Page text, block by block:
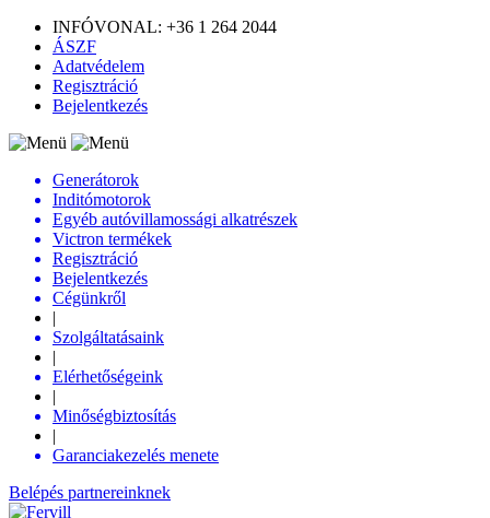
INFÓVONAL: +36 1 264 2044
ÁSZF
Adatvédelem
Regisztráció
Bejelentkezés
Generátorok
Inditómotorok
Egyéb autóvillamossági alkatrészek
Victron termékek
Regisztráció
Bejelentkezés
Cégünkről
|
Szolgáltatásaink
|
Elérhetőségeink
|
Minőségbiztosítás
|
Garanciakezelés menete
Belépés partnereinknek